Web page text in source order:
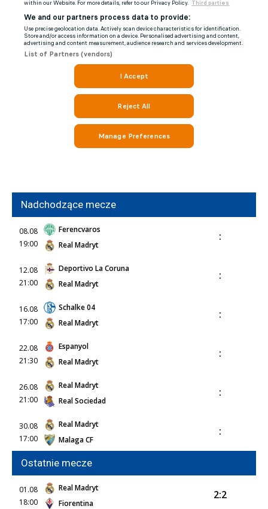
Nadchodzące mecze
08.08
19:00
Ferencvaros
Real Madryt
:
12.08
21:00
Deportivo La Coruna
Real Madryt
:
16.08
17:00
Schalke 04
Real Madryt
:
22.08
21:30
Espanyol
Real Madryt
:
26.08
21:00
Real Madryt
Real Sociedad
:
30.08
17:00
Real Madryt
Malaga CF
:
Ostatnie mecze
01.08
18:00
Real Madryt
Fiorentina
2:2